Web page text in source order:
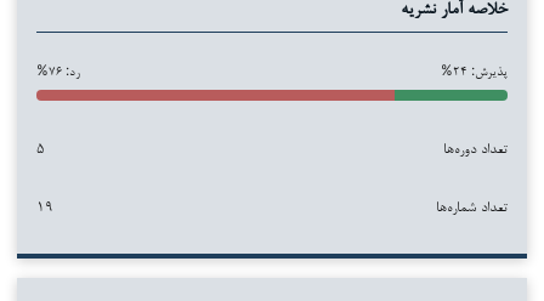
خلاصه آمار نشریه
پذیرش: ۲۴% رد: ۷۶%
تعداد دوره‌ها ۵
تعداد شماره‌ها ۱۹